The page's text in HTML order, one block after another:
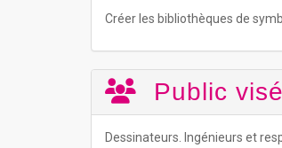
Créer les bibliothèques de
Public visé
Dessinateurs. Ingénieurs et